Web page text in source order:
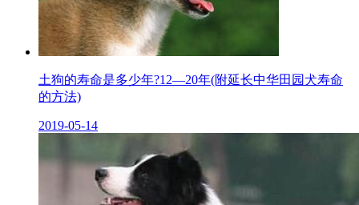
土狗的寿命是多少年?12—20年(附延长中华田园犬寿命
的方法)
2019-05-14